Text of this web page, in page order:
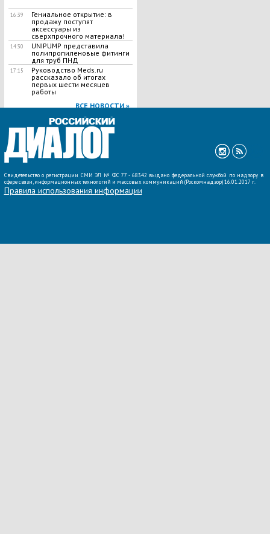
16:39
Гениальное открытие: в
продажу поступят
аксессуары из
сверхпрочного материала!
14:30
UNIPUMP представила
полипропиленовые фитинги
для труб ПНД
17:15
Руководство Meds.ru
рассказало об итогах
первых шести месяцев
работы
ВСЕ НОВОСТИ »
Свидетельство о регистрации СМИ ЭЛ № ФС 77 - 68342 выдано федеральной службой по надзору в
сфере связи, информационных технологий и массовых коммуникаций (Роскомнадзор) 16.01.2017 г.
Правила использования информации